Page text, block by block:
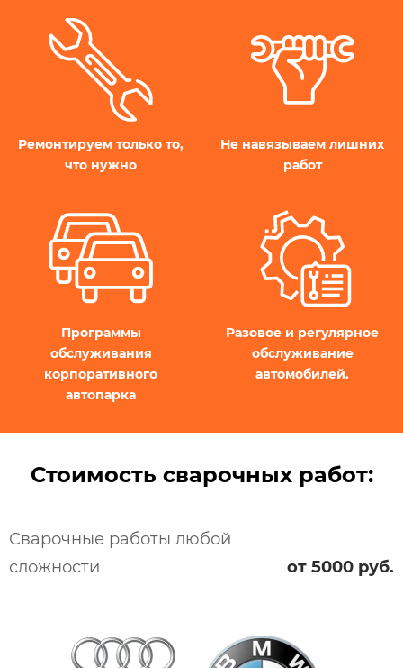
Ремонтируем только то,
что нужно
Не навязываем лишних
работ​
Программы
обслуживания
корпоративного
автопарка
Разовое и регулярное
обслуживание
автомобилей.
Стоимость сварочных работ:
Сварочные работы любой
сложности
от 5000 руб.